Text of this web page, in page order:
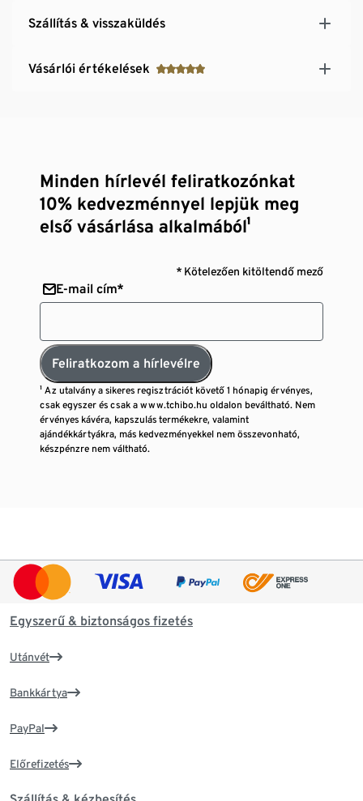
Szállítás & visszaküldés
Vásárlói értékelések
Minden hírlevél feliratkozónkat
10% kedvezménnyel lepjük meg
első vásárlása alkalmából¹
* Kötelezően kitöltendő mező
E-mail cím*
Feliratkozom a hírlevélre
¹ Az utalvány a sikeres regisztrációt követő 1 hónapig érvényes,
csak egyszer és csak a www.tchibo.hu oldalon beváltható. Nem
érvényes kávéra, kapszulás termékekre, valamint
ajándékkártyákra, más kedvezményekkel nem összevonható,
készpénzre nem váltható.
Egyszerű & biztonságos fizetés
Utánvét
Bankkártya
PayPal
Előrefizetés